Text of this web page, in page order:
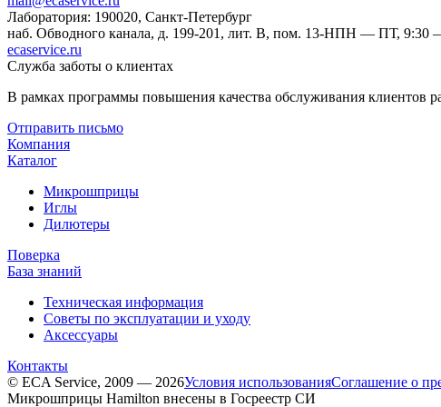
Лаборатория: 190020, Санкт-Петербург
наб. Обводного канала, д. 199-201, лит. В, пом. 13-НПН — ПТ, 9:30
ecaservice.ru
Служба заботы о клиентах
В рамках программы повышения качества обслуживания клиентов
Отправить письмо
Компания
Каталог
Микрошприцы
Иглы
Дилютеры
Поверка
База знаний
Техническая информация
Советы по эксплуатации и уходу
Аксессуары
Контакты
© ECA Service, 2009 — 2026Условия использованияСоглашение о
Микрошприцы Hamilton внесены в Госреестр СИ